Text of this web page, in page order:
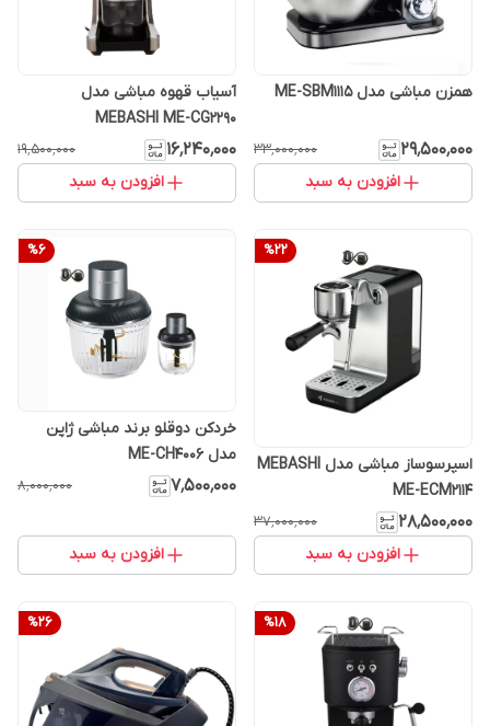
همزن مباشی مدل ME-SBM1115
۲۹٬۵۰۰٬۰۰۰ ۳۳٬۰۰۰٬۰۰۰
افزودن به سبد
آسیاب قهوه مباشی مدل
MEBASHI ME-CG2290
۱۶٬۲۴۰٬۰۰۰ ۱۹٬۵۰۰٬۰۰۰
افزودن به سبد
%22
اسپرسوساز مباشی مدل MEBASHI
ME-ECM2114
۲۸٬۵۰۰٬۰۰۰ ۳۷٬۰۰۰٬۰۰۰
افزودن به سبد
%6
خردکن دوقلو برند مباشی ژاپن
مدل ME-CH4006
۷٬۵۰۰٬۰۰۰ ۸٬۰۰۰٬۰۰۰
افزودن به سبد
%18
%26